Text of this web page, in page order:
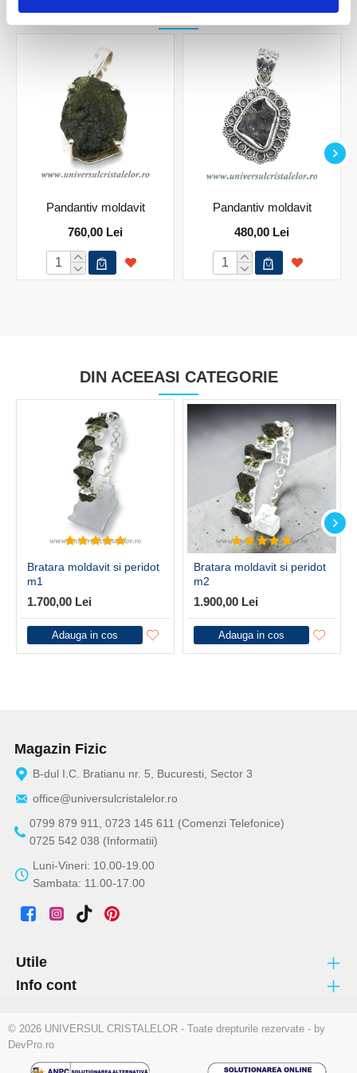
PRODUSE ASEMANATOARE
Pandantiv moldavit
760,00 Lei
Pandantiv moldavit
480,00 Lei
DIN ACEEASI CATEGORIE
Bratara moldavit si peridot
m1
1.700,00 Lei
Adauga in cos
Bratara moldavit si peridot
m2
1.900,00 Lei
Adauga in cos
Magazin Fizic
B-dul I.C. Bratianu nr. 5, Bucuresti, Sector 3
office@universulcristalelor.ro
0799 879 911, 0723 145 611 (Comenzi Telefonice)
0725 542 038 (Informatii)
Luni-Vineri: 10.00-19.00
Sambata: 11.00-17.00
Utile
Info cont
© 2026 UNIVERSUL CRISTALELOR - Toate drepturile rezervate - by
DevPro.ro